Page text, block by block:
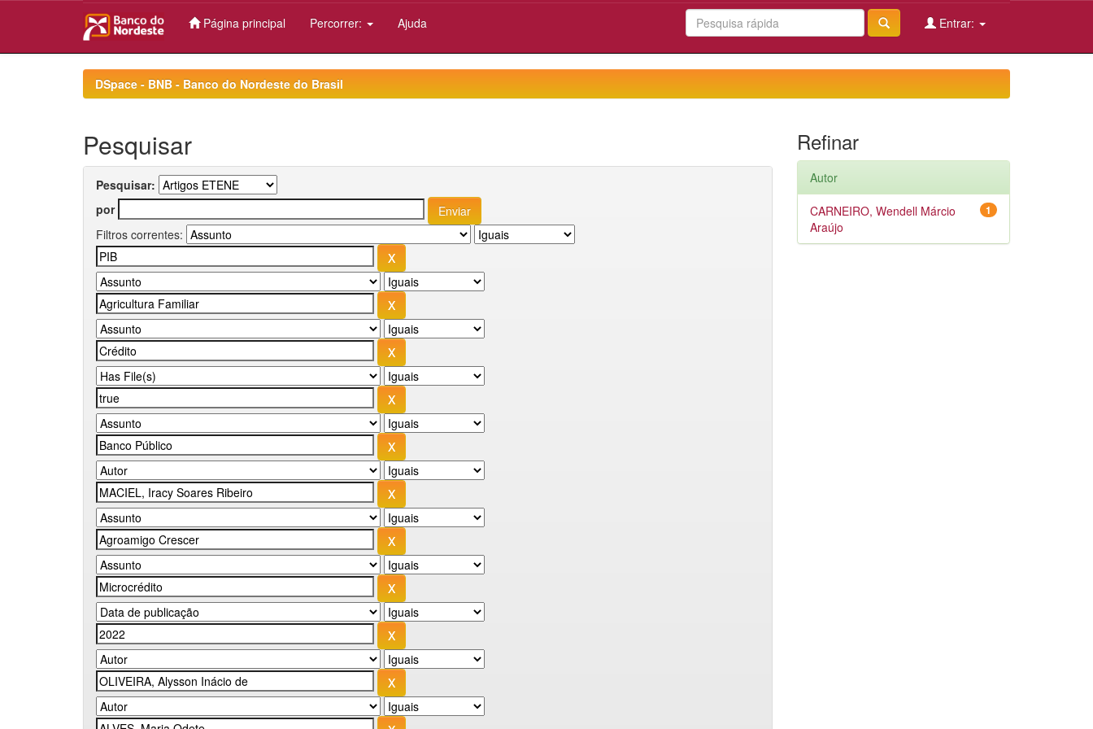
Página principal Percorrer: Ajuda Entrar:
DSpace - BNB - Banco do Nordeste do Brasil
Pesquisar
Pesquisar:
por
Filtros correntes:
Refinar
Autor
1
CARNEIRO, Wendell Márcio
Araújo